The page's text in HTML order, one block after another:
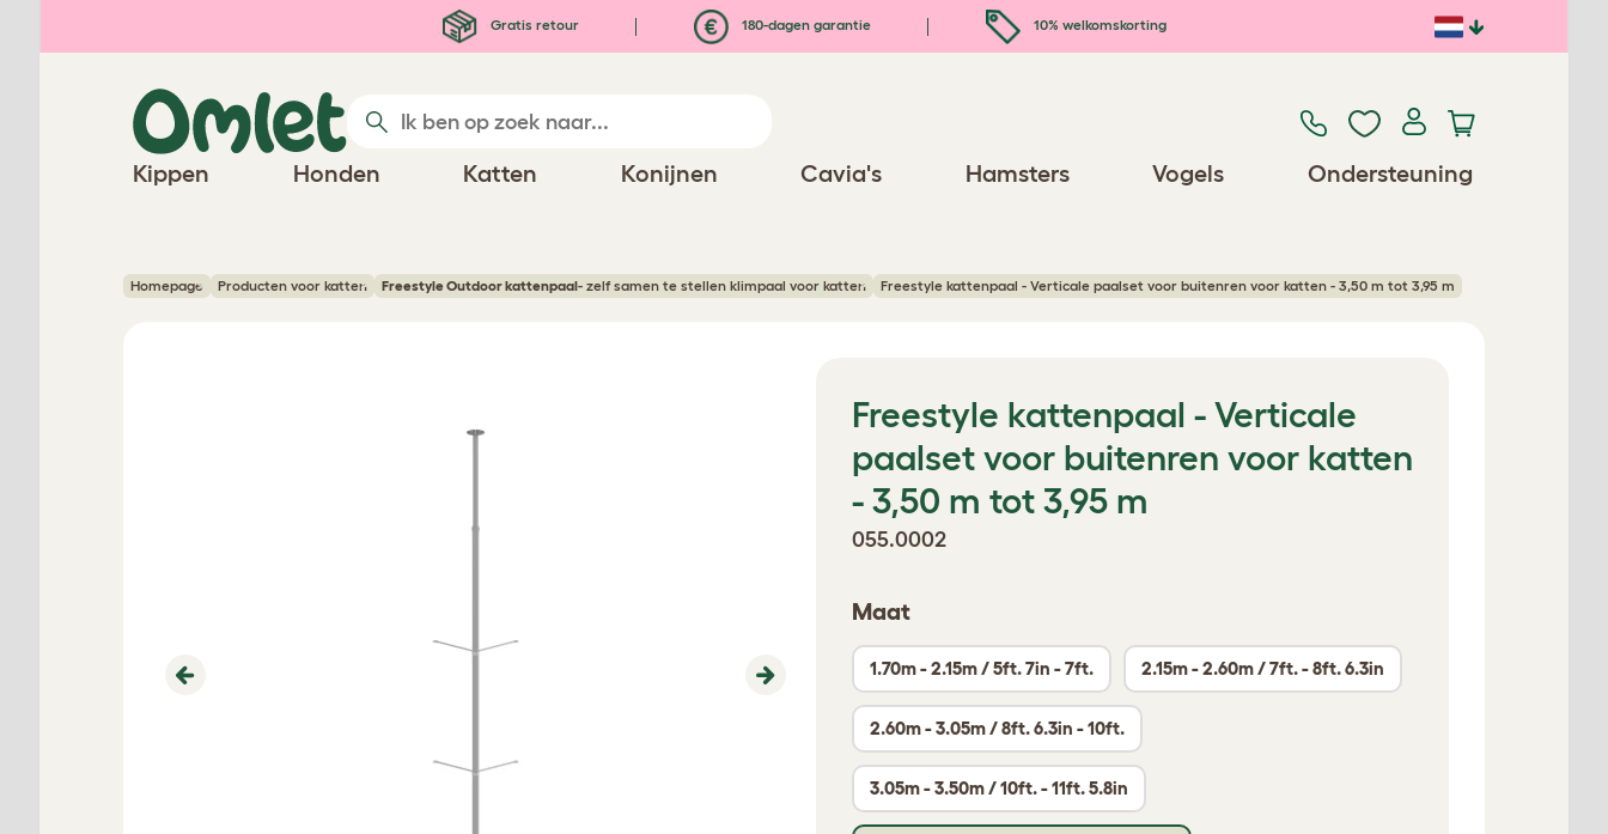
Gratis retour 180-dagen garantie 10% welkomskorting
Kippen Honden Katten Konijnen Cavia's Hamsters Vogels Ondersteuning
Homepage Producten voor katten Freestyle Outdoor kattenpaal- zelf samen te stellen klimpaal voor katten Freestyle kattenpaal - Verticale paalset voor buitenren voor katten - 3,50 m tot 3,95 m
Previous Next
Freestyle kattenpaal - Verticale
paalset voor buitenren voor katten
- 3,50 m tot 3,95 m
055.0002
Maat
1.70m - 2.15m / 5ft. 7in - 7ft. 2.15m - 2.60m / 7ft. - 8ft. 6.3in
2.60m - 3.05m / 8ft. 6.3in - 10ft.
3.05m - 3.50m / 10ft. - 11ft. 5.8in